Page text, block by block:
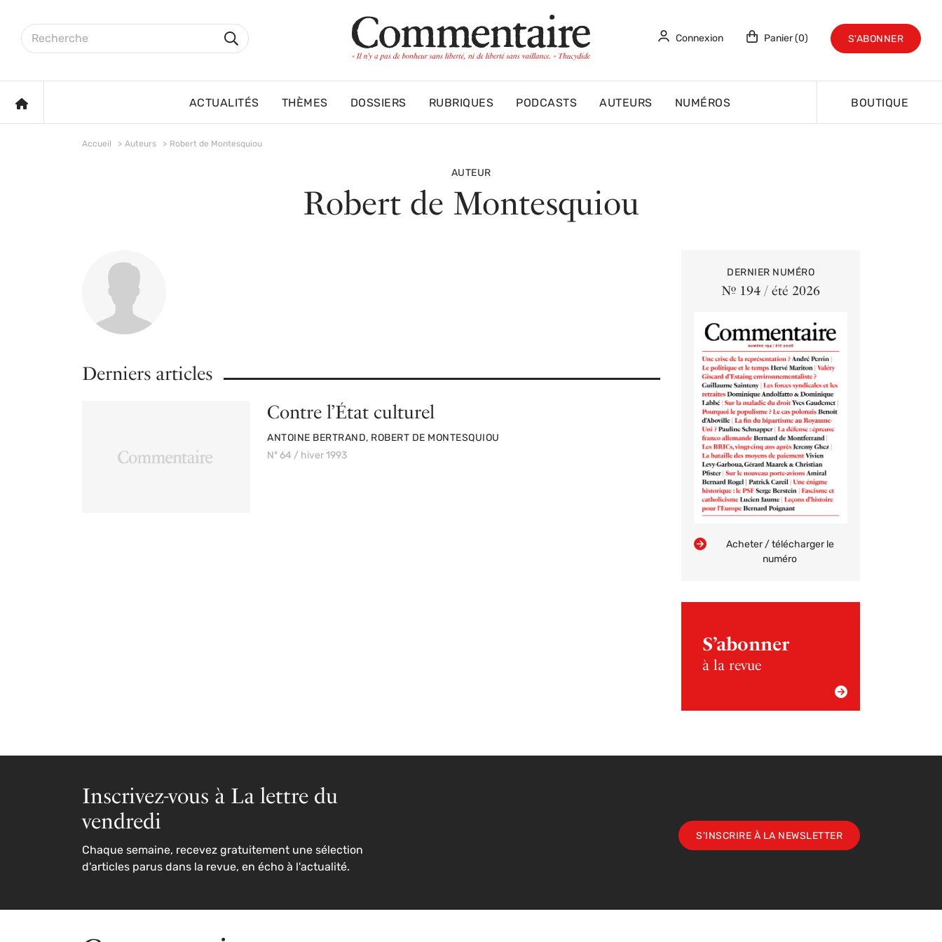
Rechercher sur le site
Rechercher
Connexion Panier (0) S'ABONNER
ACCUEIL ACTUALITÉS THÈMES DOSSIERS RUBRIQUES PODCASTS AUTEURS NUMÉROS BOUTIQUE
Accueil Auteurs Robert de Montesquiou
AUTEUR
Robert de Montesquiou
Derniers articles
Contre l’État culturel
PAR
ANTOINE BERTRAND, ROBERT DE MONTESQUIOU
Nº 64 / hiver 1993
DERNIER NUMÉRO
Nº 194 / été 2026
Acheter / télécharger le
numéro
S’abonner
à la revue
Inscrivez-vous à La lettre du
vendredi
Chaque semaine, recevez gratuitement une sélection
d'articles parus dans la revue, en écho à l'actualité.
S'INSCRIRE À LA NEWSLETTER